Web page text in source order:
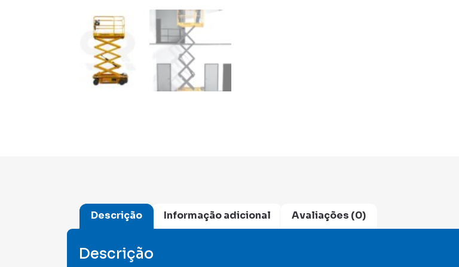
Descrição Informação adicional Avaliações (0)
Descrição